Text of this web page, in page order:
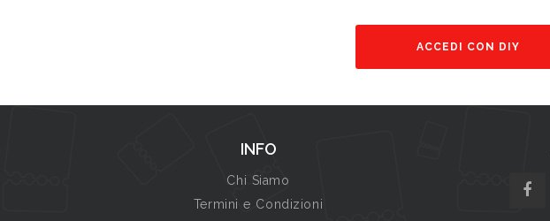
ACCEDI CON DIY
INFO
Chi Siamo
Termini e Condizioni